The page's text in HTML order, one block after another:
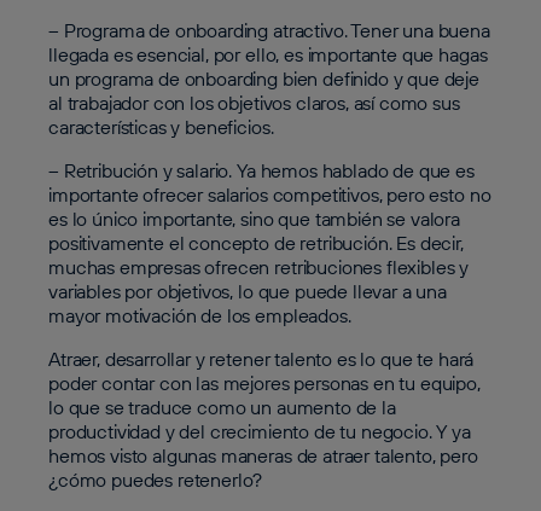
– Programa de onboarding atractivo. Tener una buena
llegada es esencial, por ello, es importante que hagas
un programa de onboarding bien definido y que deje
al trabajador con los objetivos claros, así como sus
características y beneficios.
– Retribución y salario. Ya hemos hablado de que es
importante ofrecer salarios competitivos, pero esto no
es lo único importante, sino que también se valora
positivamente el concepto de retribución. Es decir,
muchas empresas ofrecen retribuciones flexibles y
variables por objetivos, lo que puede llevar a una
mayor motivación de los empleados.
Atraer, desarrollar y retener talento es lo que te hará
poder contar con las mejores personas en tu equipo,
lo que se traduce como un aumento de la
productividad y del crecimiento de tu negocio. Y ya
hemos visto algunas maneras de atraer talento, pero
¿cómo puedes retenerlo?